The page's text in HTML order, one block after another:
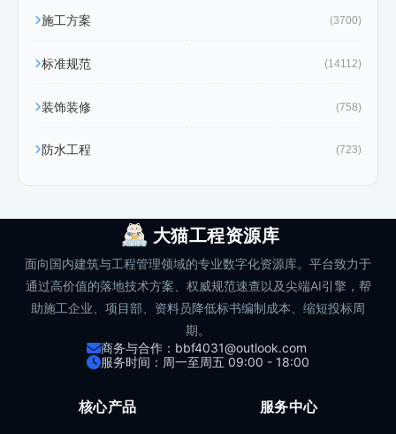
施工方案 (3700)
标准规范 (14112)
装饰装修 (758)
防水工程 (723)
大猫工程资源库
面向国内建筑与工程管理领域的专业数字化资源库。平台致力于
通过高价值的落地技术方案、权威规范速查以及尖端AI引擎，帮
助施工企业、项目部、资料员降低标书编制成本、缩短投标周
期。
商务与合作：bbf4031@outlook.com
服务时间：周一至周五 09:00 - 18:00
核心产品 服务中心